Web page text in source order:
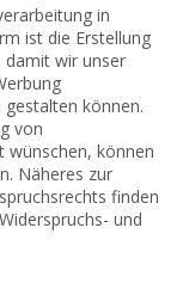
in
ist die Erstellung
wir unser
können.
von
wünschen, können
Näheres zur
finden
und